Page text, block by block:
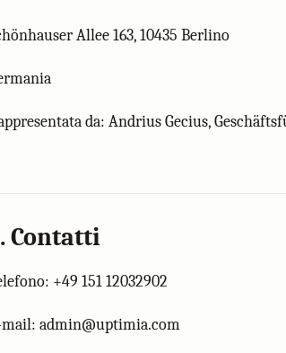
Allee 163, 10435 Berlino
da: Andrius Gecius,
Contatti
+49 151 12032902
admin@uptimia.com